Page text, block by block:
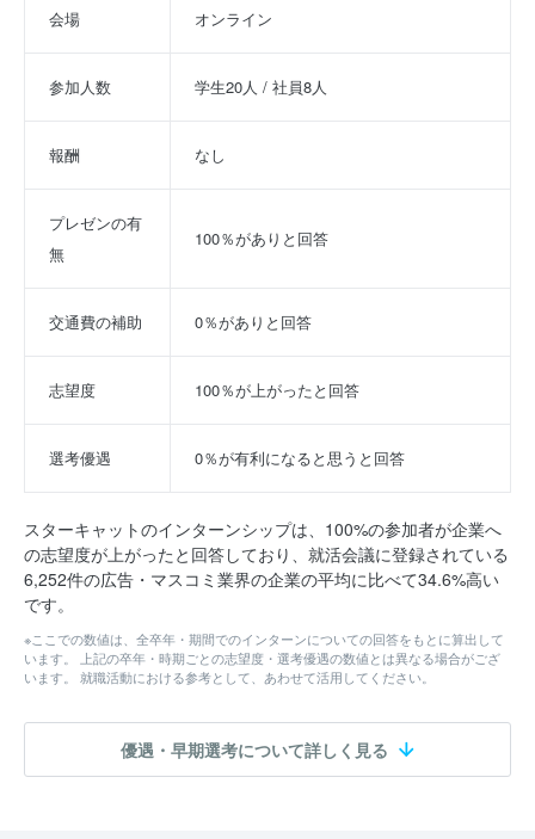
会場 オンライン
参加人数 学生20人 / 社員8人
報酬 なし
プレゼンの有
無
100％がありと回答
交通費の補助 0％がありと回答
志望度 100％が上がったと回答
選考優遇 0％が有利になると思うと回答
スターキャットのインターンシップは、100%の参加者が企業へ
の志望度が上がったと回答しており、就活会議に登録されている
6,252件の広告・マスコミ業界の企業の平均に比べて34.6%高い
です。
※ここでの数値は、全卒年・期間でのインターンについての回答をもとに算出して
います。 上記の卒年・時期ごとの志望度・選考優遇の数値とは異なる場合がござ
います。 就職活動における参考として、あわせて活用してください。
優遇・早期選考について詳しく見る